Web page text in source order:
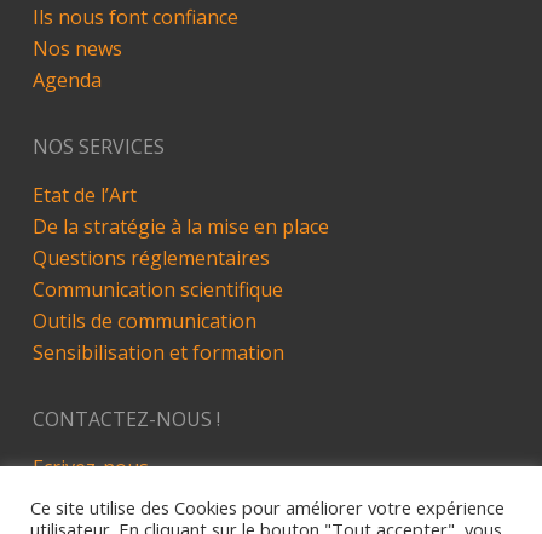
Ils nous font confiance
Nos news
Agenda
NOS SERVICES
Etat de l’Art
De la stratégie à la mise en place
Questions réglementaires
Communication scientifique
Outils de communication
Sensibilisation et formation
CONTACTEZ-NOUS !
Ecrivez-nous
LinkedIn
Ce site utilise des Cookies pour améliorer votre expérience
utilisateur. En cliquant sur le bouton "Tout accepter", vous